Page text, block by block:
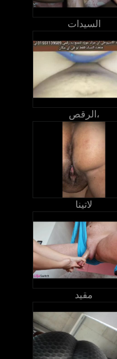
السيدات
الرقص،
لاتينا
مقيد